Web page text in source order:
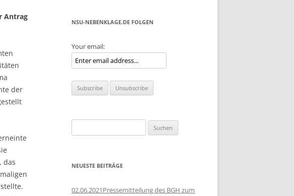
Antrag
der
das
NSU-NEBENKLAGE.DE FOLGEN
Your email:
nach:
NEUESTE BEITRÄGE
02.06.2021Pressemitteilung des BGH zum